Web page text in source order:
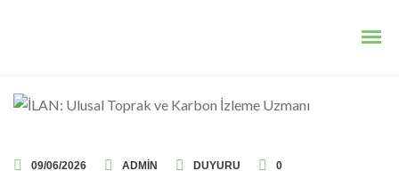
09/06/2026 ADMIN DUYURU 0